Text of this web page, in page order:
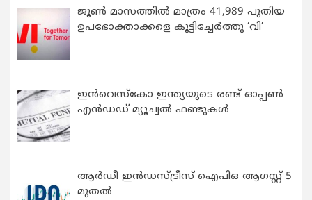
ജൂൺ മാസത്തിൽ മാത്രം 41,989 പുതിയ
ഉപഭോക്താക്കളെ കൂട്ടിച്ചേർത്തു ‘വി’
ഇന്‍വെസ്കോ ഇന്ത്യയുടെ രണ്ട് ഓപ്പണ്‍
എന്‍ഡഡ് മ്യൂച്വല്‍ ഫണ്ടുകള്‍
ആർഡീ ഇൻഡസ്ട്രീസ് ഐപിഒ ആഗസ്റ്റ് 5
മുതൽ